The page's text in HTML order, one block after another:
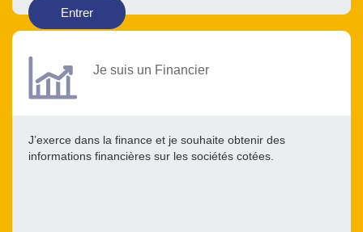
Entrer
Je suis un Financier
J’exerce dans la finance et je souhaite obtenir des
informations financières sur les sociétés cotées.